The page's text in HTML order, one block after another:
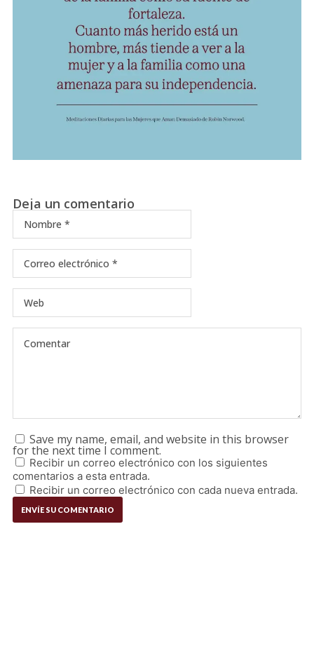
Deja un comentario
Save my name, email, and website in this browser
for the next time I comment.
Recibir un correo electrónico con los siguientes
comentarios a esta entrada.
Recibir un correo electrónico con cada nueva entrada.